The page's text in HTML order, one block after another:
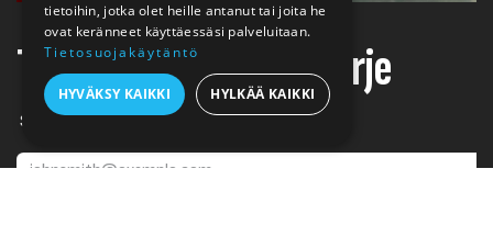
Tilaa Jalonom-uutiskirje
Sähköposti
tietoihin, jotka olet heille antanut tai joita he
ovat keränneet käyttäessäsi palveluitaan.
Tietosuojakäytäntö
HYVÄKSY KAIKKI HYLKÄÄ KAIKKI